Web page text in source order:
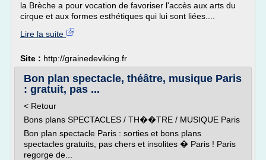
la Brèche a pour vocation de favoriser l'accès aux arts du
cirque et aux formes esthétiques qui lui sont liées....
Lire la suite
Site : http://grainedeviking.fr
Bon plan spectacle, théâtre, musique Paris
: gratuit, pas ...
< Retour
Bons plans SPECTACLES / TH��TRE / MUSIQUE Paris
Bon plan spectacle Paris : sorties et bons plans
spectacles gratuits, pas chers et insolites � Paris ! Paris
regorge de...